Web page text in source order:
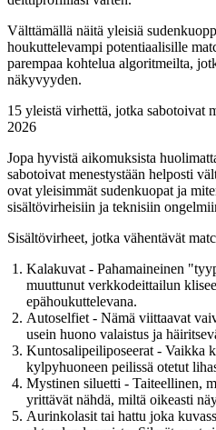
Välttämällä näitä yleisiä
houkuttelevampi potentiaalisille
parempaa kohtelua algoritmeilta,
näkyvyyden.
15 yleistä virhettä, jotka sabotoivat
2026
Jopa hyvistä aikomuksista
sabotoivat menestystään helposti
ovat yleisimmät sudenkuopat ja
sisältövirheisiin ja teknisiin
Sisältövirheet, jotka vähentävät
Kalakuvat- Pahamaineinen
muuttunut verkkodeittailun
epähoukuttelevana.
Autoselfiet- Nämä viittaavat
usein huono valaistus ja
Kuntosalipeiliposeerat- Vaikka
kylpyhuoneen peilissä otetut
Mystinen siluetti - Taiteellinen,
yrittävät nähdä, miltä oikeasti
Aurinkolasit tai hattu joka